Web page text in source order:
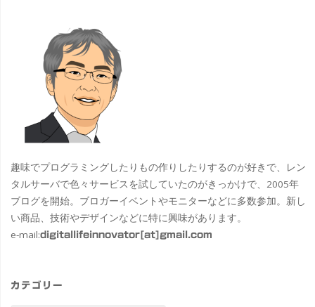
趣味でプログラミングしたりもの作りしたりするのが好きで、レン
タルサーバで色々サービスを試していたのがきっかけで、2005年
ブログを開始。ブロガーイベントやモニターなどに多数参加。新し
い商品、技術やデザインなどに特に興味があります。
e-mail:digitallifeinnovator[at]gmail.com
カテゴリー